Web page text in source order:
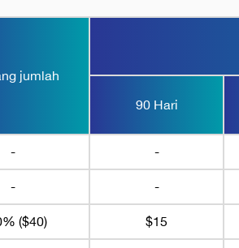
jumlah
90 Hari
- -
- -
($40) $15